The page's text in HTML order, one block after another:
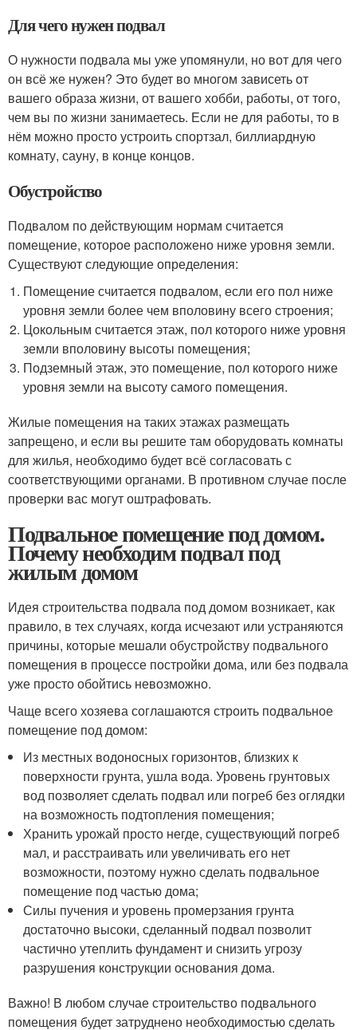
Для чего нужен подвал
О нужности подвала мы уже упомянули, но вот для чего
он всё же нужен? Это будет во многом зависеть от
вашего образа жизни, от вашего хобби, работы, от того,
чем вы по жизни занимаетесь. Если не для работы, то в
нём можно просто устроить спортзал, биллиардную
комнату, сауну, в конце концов.
Обустройство
Подвалом по действующим нормам считается
помещение, которое расположено ниже уровня земли.
Существуют следующие определения:
Помещение считается подвалом, если его пол ниже
уровня земли более чем вполовину всего строения;
Цокольным считается этаж, пол которого ниже уровня
земли вполовину высоты помещения;
Подземный этаж, это помещение, пол которого ниже
уровня земли на высоту самого помещения.
Жилые помещения на таких этажах размещать
запрещено, и если вы решите там оборудовать комнаты
для жилья, необходимо будет всё согласовать с
соответствующими органами. В противном случае после
проверки вас могут оштрафовать.
Подвальное помещение под домом.
Почему необходим подвал под
жилым домом
Идея строительства подвала под домом возникает, как
правило, в тех случаях, когда исчезают или устраняются
причины, которые мешали обустройству подвального
помещения в процессе постройки дома, или без подвала
уже просто обойтись невозможно.
Чаще всего хозяева соглашаются строить подвальное
помещение под домом:
Из местных водоносных горизонтов, близких к
поверхности грунта, ушла вода. Уровень грунтовых
вод позволяет сделать подвал или погреб без оглядки
на возможность подтопления помещения;
Хранить урожай просто негде, существующий погреб
мал, и расстраивать или увеличивать его нет
возможности, поэтому нужно сделать подвальное
помещение под частью дома;
Силы пучения и уровень промерзания грунта
достаточно высоки, сделанный подвал позволит
частично утеплить фундамент и снизить угрозу
разрушения конструкции основания дома.
Важно! В любом случае строительство подвального
помещения будет затруднено необходимостью сделать